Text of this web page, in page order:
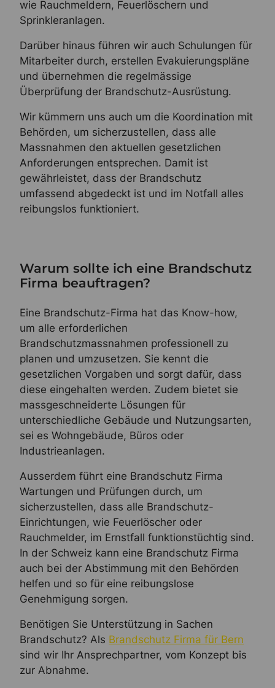
wie Rauchmeldern, Feuerlöschern und
Sprinkleranlagen.
Darüber hinaus führen wir auch Schulungen für
Mitarbeiter durch, erstellen Evakuierungspläne
und übernehmen die regelmässige
Überprüfung der Brandschutz-Ausrüstung.
Wir kümmern uns auch um die Koordination mit
Behörden, um sicherzustellen, dass alle
Massnahmen den aktuellen gesetzlichen
Anforderungen entsprechen. Damit ist
gewährleistet, dass der Brandschutz
umfassend abgedeckt ist und im Notfall alles
reibungslos funktioniert.
Warum sollte ich eine Brandschutz
Firma beauftragen?
Eine Brandschutz-Firma hat das Know-how,
um alle erforderlichen
Brandschutzmassnahmen professionell zu
planen und umzusetzen. Sie kennt die
gesetzlichen Vorgaben und sorgt dafür, dass
diese eingehalten werden. Zudem bietet sie
massgeschneiderte Lösungen für
unterschiedliche Gebäude und Nutzungsarten,
sei es Wohngebäude, Büros oder
Industrieanlagen.
Ausserdem führt eine Brandschutz Firma
Wartungen und Prüfungen durch, um
sicherzustellen, dass alle Brandschutz-
Einrichtungen, wie Feuerlöscher oder
Rauchmelder, im Ernstfall funktionstüchtig sind.
In der Schweiz kann eine Brandschutz Firma
auch bei der Abstimmung mit den Behörden
helfen und so für eine reibungslose
Genehmigung sorgen.
Benötigen Sie Unterstützung in Sachen
Brandschutz? Als Brandschutz Firma für Bern
sind wir Ihr Ansprechpartner, vom Konzept bis
zur Abnahme.